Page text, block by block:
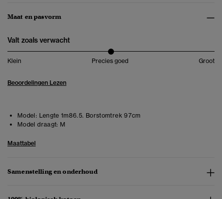
Maat en pasvorm
Valt zoals verwacht
Klein Precies goed Groot
Beoordelingen Lezen
Model: Lengte 1m86.5. Borstomtrek 97cm
Model draagt: M
Maattabel
Samenstelling en onderhoud